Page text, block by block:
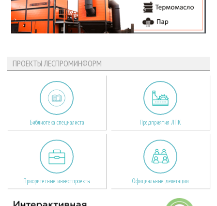
ПРОЕКТЫ ЛЕСПРОМИНФОРМ
Библиотека специалиста Предприятия ЛПК
Приоритетные инвестпроекты Официальные делегации